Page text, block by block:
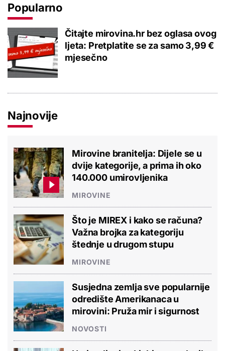
Popularno
Čitajte mirovina.hr bez oglasa ovog
ljeta: Pretplatite se za samo 3,99 €
mjesečno
Najnovije
Mirovine branitelja: Dijele se u
dvije kategorije, a prima ih oko
140.000 umirovljenika
MIROVINE
Što je MIREX i kako se računa?
Važna brojka za kategoriju
štednje u drugom stupu
MIROVINE
Susjedna zemlja sve popularnije
odredište Amerikanaca u
mirovini: Pruža mir i sigurnost
NOVOSTI